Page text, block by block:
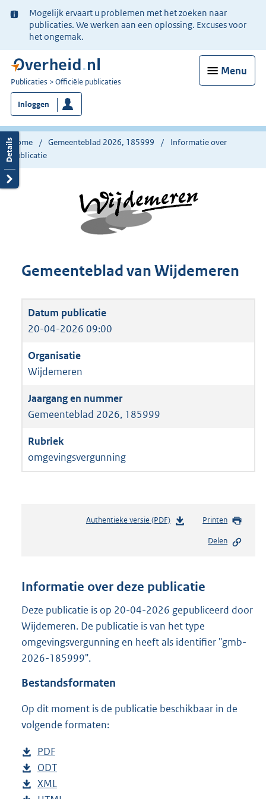
Ter
informatie:
Mogelijk ervaart u problemen met het zoeken naar
publicaties. We werken aan een oplossing. Excuses voor
het ongemak.
Menu
U
bent
nu
hier:
Publicaties Officiële publicaties
Inloggen
Home Gemeenteblad 2026, 185999
Informatie over
publicatie
Gemeenteblad van Wijdemeren
20-04-2026 09:00
Wijdemeren
Gemeenteblad 2026, 185999
omgevingsvergunning
Authentieke versie (PDF)b
n
s
r
o
:
Printen
Delen
Informatie over deze publicatie
Deze publicatie is op 20-04-2026 gepubliceerd door
Wijdemeren. De publicatie is van het type
omgevingsvergunning en heeft als identifier "gmb-
2026-185999".
Bestandsformaten
Op dit moment is de publicatie beschikbaar in de
volgende formaten:
D
o
w
PDF
e
s
D
o
ODT
D
XML